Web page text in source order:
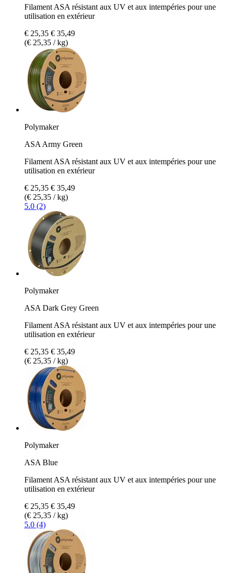
Filament ASA résistant aux UV et aux intempéries pour une
utilisation en extérieur
€ 25,35 € 35,49
(€ 25,35 / kg)
Polymaker
ASA Army Green
Filament ASA résistant aux UV et aux intempéries pour une
utilisation en extérieur
€ 25,35 € 35,49
(€ 25,35 / kg)
5.0 (2)
Polymaker
ASA Dark Grey Green
Filament ASA résistant aux UV et aux intempéries pour une
utilisation en extérieur
€ 25,35 € 35,49
(€ 25,35 / kg)
Polymaker
ASA Blue
Filament ASA résistant aux UV et aux intempéries pour une
utilisation en extérieur
€ 25,35 € 35,49
(€ 25,35 / kg)
5.0 (4)